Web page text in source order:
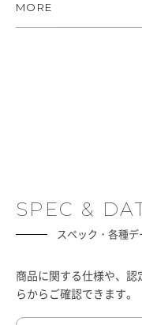
MORE
SPEC &
スペック・各種デ
商品に関する仕様や、
らからご確認できます。